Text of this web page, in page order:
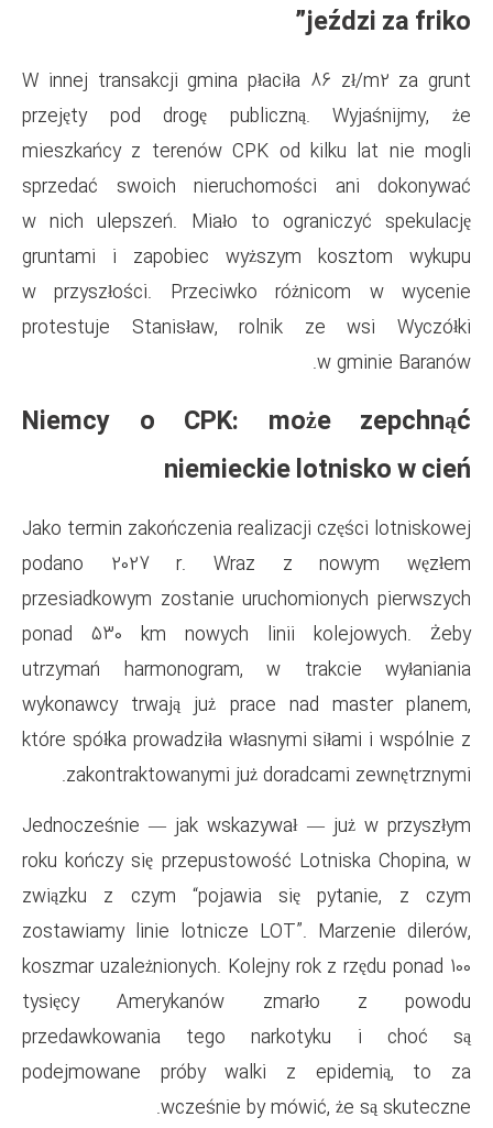
W innej transakcji gmina
przejęty pod drogę
mieszkańcy z terenów CPK
sprzedać swoich
w nich ulepszeń. Miało to
gruntami i zapobiec
w przyszłości. Przeciwko
protestuje Stanisław,
Niemcy o CPK:
Jako termin zakończenia
podano 2027 r. Wraz z
przesiadkowym zostanie
ponad 530 km nowych
utrzymań harmonogram,
wykonawcy trwają już
które spółka prowadziła
zakontraktowanymi już
Jednocześnie — jak
roku kończy się
związku z czym “pojawia
zostawiamy linie lotnicze
koszmar uzależnionych.
tysięcy Amerykanów
przedawkowania tego
podejmowane próby
wcześnie by